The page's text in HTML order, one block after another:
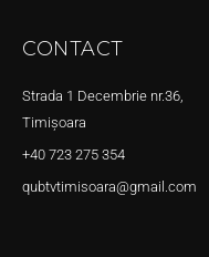
CONTACT
Strada 1 Decembrie nr.36,
Timișoara
+40 723 275 354
qubtvtimisoara@gmail.com